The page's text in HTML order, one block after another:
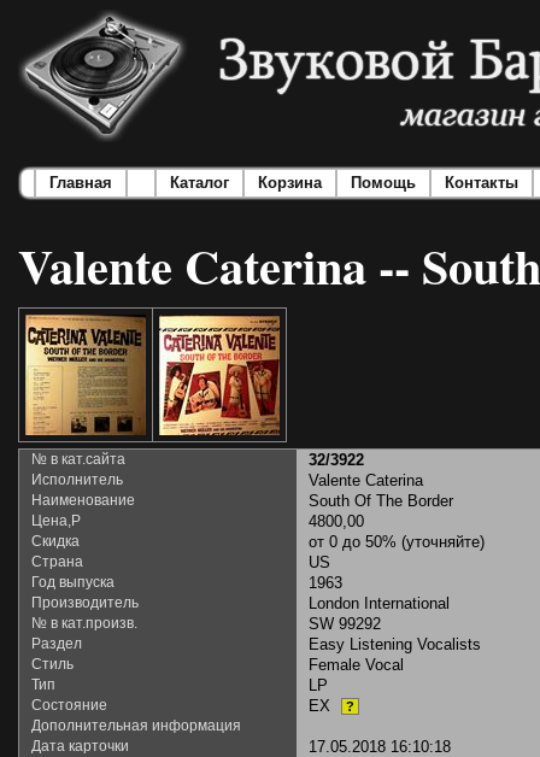
Главная Каталог Корзина Помощь Контакты
Valente Caterina --
№ в кат.сайта 32/3922
Исполнитель Valente Caterina
Наименование South Of The Border
Цена,Р 4800,00
Скидка от 0 до 50% (уточняйте)
Страна US
Год выпуска 1963
Производитель London International
№ в кат.произв. SW 99292
Раздел Easy Listening Vocalists
Стиль Female Vocal
Тип LP
Состояние EX ?
Дополнительная информация
Дата карточки
17.05.2018 16:10:18